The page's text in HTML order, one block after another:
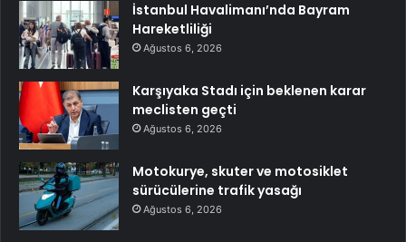
İstanbul Havalimanı’nda Bayram
Hareketliliği
Ağustos 6, 2026
Karşıyaka Stadı için beklenen karar
meclisten geçti
Ağustos 6, 2026
Motokurye, skuter ve motosiklet
sürücülerine trafik yasağı
Ağustos 6, 2026